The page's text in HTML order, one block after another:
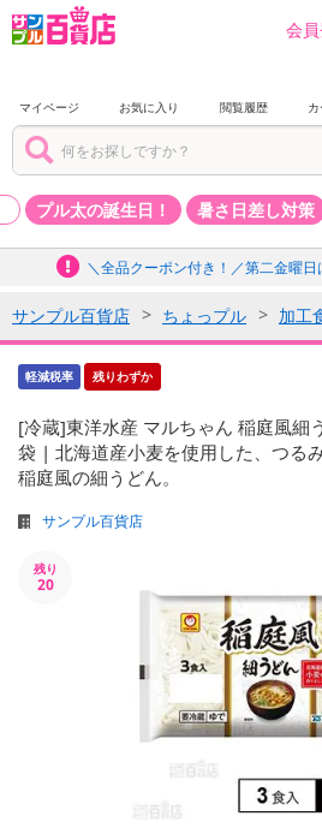
会
マイページ お気に入り 閲覧履歴
プル太の誕生日！ 暑さ日差し対策
＼全品クーポン付き！／第二金曜日
サンプル百貨店 ちょっプル 加工
軽減税率 残りわずか
[冷蔵]東洋水産 マルちゃん 稲庭風細
袋 | 北海道産小麦を使用した、つる
稲庭風の細うどん。
サンプル百貨店
残り
20